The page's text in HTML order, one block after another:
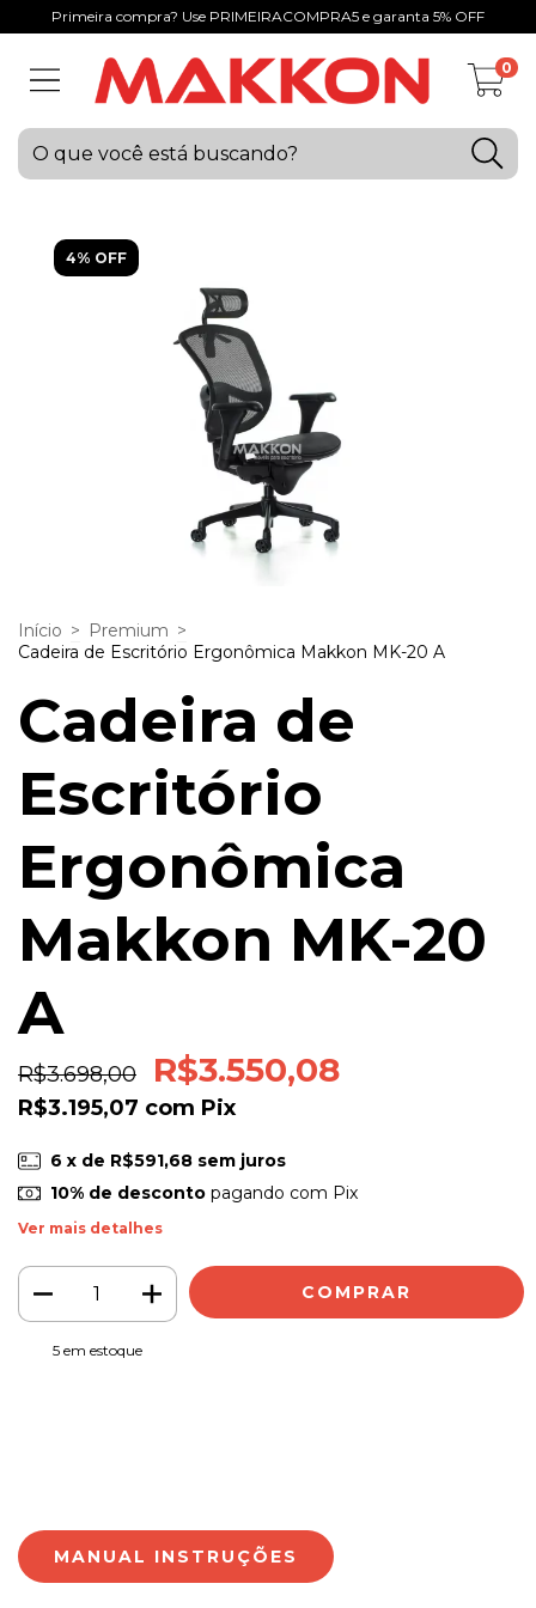
Primeira compra? Use PRIMEIRACOMPRA5 e garanta 5% OFF
0
4% OFF
Início > Premium >
Cadeira de Escritório Ergonômica Makkon MK-20 A
Cadeira de
Escritório
Ergonômica
Makkon MK-20
A
R$3.698,00 R$3.550,08
R$3.195,07 com Pix
6 x de R$591,68 sem juros
10% de descontopagando com Pix
Ver mais detalhes
5em estoque